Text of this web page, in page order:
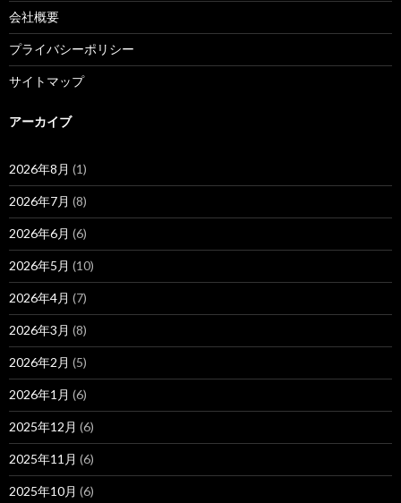
会社概要
プライバシーポリシー
サイトマップ
アーカイブ
2026年8月 (1)
2026年7月 (8)
2026年6月 (6)
2026年5月 (10)
2026年4月 (7)
2026年3月 (8)
2026年2月 (5)
2026年1月 (6)
2025年12月 (6)
2025年11月 (6)
2025年10月 (6)